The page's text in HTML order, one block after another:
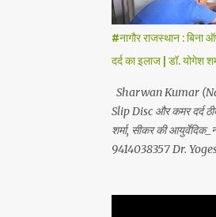
Knee Joint Pain ,
Joints problems
Ayurvedic Neuro
combination of
Nadi Steam
, Cuping Therapy ,
Apart from this, the
#नागौर राजस्थान :
दर्द का इलाज | डॉ. योगेश
Sharwan Kumar
Slip Disc और कमर दर्द
शर्मा, सीकर की
9414038357 Dr.